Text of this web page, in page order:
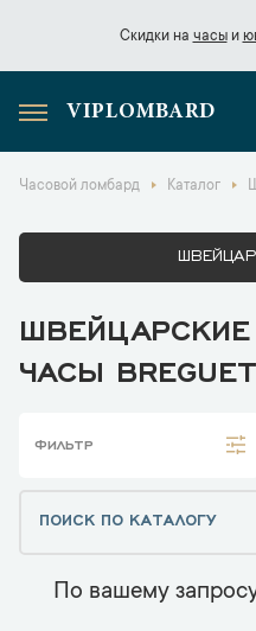
Скидки на часыи
Скидки начасы
VIPLOMBARD
Часовой ломбард Каталог
ЧАСЫ BREGUET
ФИЛЬТР
По вашему